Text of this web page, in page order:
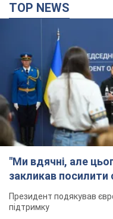
TOP NEWS
"Ми вдячні, але
закликав посилити
Президент подякував
підтримку